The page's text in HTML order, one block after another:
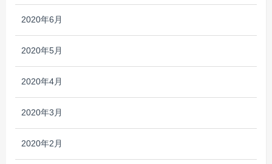
2020年6月
2020年5月
2020年4月
2020年3月
2020年2月